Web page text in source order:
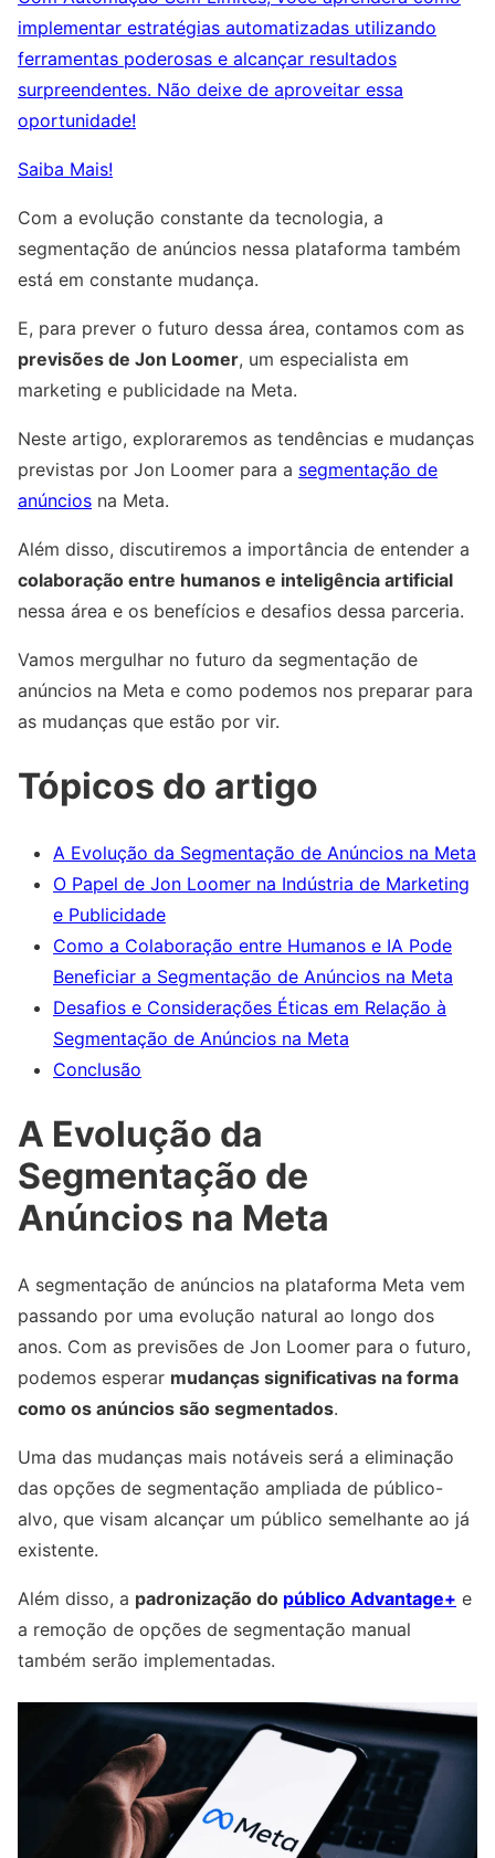
implementar estratégias automatizadas utilizando
ferramentas poderosas e alcançar resultados
surpreendentes. Não deixe de aproveitar essa
oportunidade!
Saiba Mais!
Com a evolução constante da tecnologia, a
segmentação de anúncios nessa plataforma também
está em constante mudança.
E, para prever o futuro dessa área, contamos com as
previsões de Jon Loomer, um especialista em
marketing e publicidade na Meta.
Neste artigo, exploraremos as tendências e mudanças
previstas por Jon Loomer para a segmentação de
anúncios na Meta.
Além disso, discutiremos a importância de entender a
colaboração entre humanos e inteligência artificial
nessa área e os benefícios e desafios dessa parceria.
Vamos mergulhar no futuro da segmentação de
anúncios na Meta e como podemos nos preparar para
as mudanças que estão por vir.
Tópicos do artigo
A Evolução da Segmentação de Anúncios na Meta
O Papel de Jon Loomer na Indústria de Marketing
e Publicidade
Como a Colaboração entre Humanos e IA Pode
Beneficiar a Segmentação de Anúncios na Meta
Desafios e Considerações Éticas em Relação à
Segmentação de Anúncios na Meta
Conclusão
A Evolução da
Segmentação de
Anúncios na Meta
A segmentação de anúncios na plataforma Meta vem
passando por uma evolução natural ao longo dos
anos. Com as previsões de Jon Loomer para o futuro,
podemos esperar mudanças significativas na forma
como os anúncios são segmentados.
Uma das mudanças mais notáveis será a eliminação
das opções de segmentação ampliada de público-
alvo, que visam alcançar um público semelhante ao já
existente.
Além disso, a padronização do público Advantage+ e
a remoção de opções de segmentação manual
também serão implementadas.